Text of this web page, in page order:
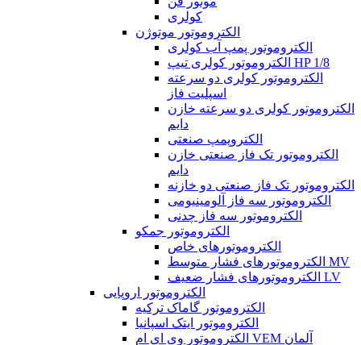
کولری
الکتروموتور موتوژن
الکتروموتور پمپ آب کولری
الکتروموتور کولری تیپ HP 1/8
الکتروموتور کولری دو سرعته
اسپلیت فاز
الکتروموتور کولری دو سرعته خازن
دایم
الکتروپمپ صنعتی
الکتروموتور تک فاز صنعتی خازن
دایم
الکتروموتور تک فاز صنعتی دو خازنه
الکتروموتور سه فاز آلومینیومی
الکتروموتور سه فاز چدنی
الکتروموتور جمکو
الکتروموتورهای خاص
الکتروموتورهای فشار متوسط MV
الکتروموتورهای فشار ضعیف LV
الکتروموتور اروپایی
الکتروموتور گاماک ترکیه
الکتروموتور ایتک اسپانیا
الکتروموتور وی ای ام VEM آلمان